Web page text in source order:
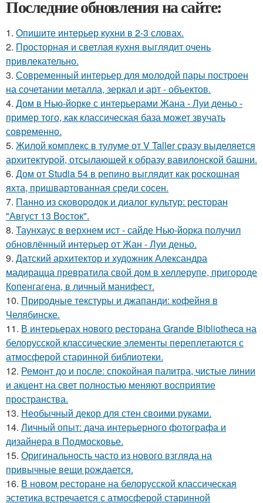
Последние обновления на сайте:
1. Опишите интерьер кухни в 2-3 словах.
2. Просторная и светлая кухня выглядит очень
привлекательно.
3. Современный интерьер для молодой пары построен
на сочетании металла, зеркал и арт - объектов.
4. Дом в Нью-йорке с интерьерами Жана - Луи деньо -
пример того, как классическая база может звучать
современно.
5. Жилой комплекс в тулуме от V Taller сразу выделяется
архитектурой, отсылающей к образу вавилонской башни.
6. Дом от Studia 54 в репино выглядит как роскошная
яхта, пришвартованная среди сосен.
7. Панно из сковородок и диалог культур: ресторан
"Август 13 Восток".
8. Таунхаус в верхнем ист - сайде Нью-йорка получил
обновлённый интерьер от Жан - Луи деньо.
9. Датский архитектор и художник Александра
мадирацца превратила свой дом в хеллерупе, пригороде
Копенгагена, в личный манифест.
10. Природные текстуры и джапанди: кофейня в
Челябинске.
11. В интерьерах нового ресторана Grande Bibliotheca на
белорусской классические элементы переплетаются с
атмосферой старинной библиотеки.
12. Ремонт до и после: спокойная палитра, чистые линии
и акцент на свет полностью меняют восприятие
пространства.
13. Необычный декор для стен своими руками.
14. Личный опыт: дача интерьерного фотографа и
дизайнера в Подмосковье.
15. Оригинальность часто из нового взгляда на
привычные вещи рождается.
16. В новом ресторане на белорусской классическая
эстетика встречается с атмосферой старинной